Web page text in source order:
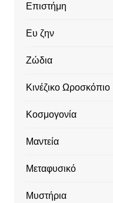
Επιστήμη
Ευ ζην
Ζώδια
Κινέζικο Ωροσκόπιο
Κοσμογονία
Μαντεία
Μεταφυσικό
Μυστήρια